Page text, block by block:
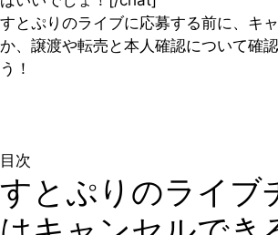
すとぷりのライブに応募する前に、キ
か、譲渡や転売と本人確認について確
う！
目次
すとぷりのライブ